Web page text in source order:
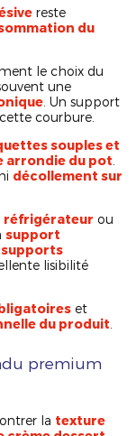
reste
du
le choix du
une
. Un support
courbure.
souples et
arrondie du pot
décollement sur
réfrigérateur ou
support
supports
lisibilité
et
du produit
premium
la texture